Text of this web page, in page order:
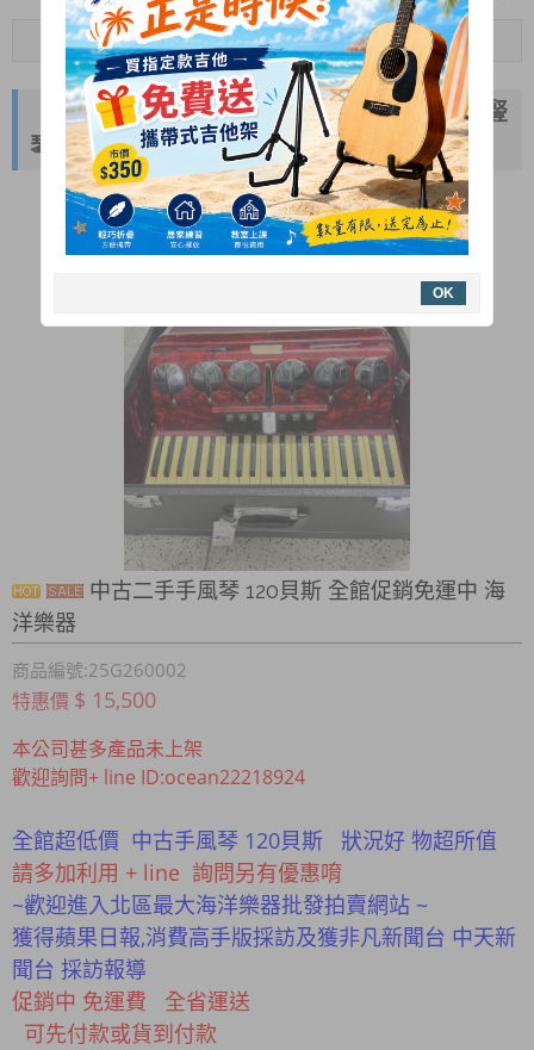
暑假限定!購買指定款吉他免費送攜帶式吉他架!
專業鋼琴到府調音、保養服務~ 歡迎來電預約!
暑假限定!購買指定款吉他免費送攜帶式吉他架!
木吉他大保養原價1050元 7-8月優惠方案只要780元!
全新二胡 本月優惠一律8折!
暑假限定!購買指定款吉他免費送攜帶式吉他架!
專業鋼琴到府調音、保養服務~ 歡迎來電預約!
Menu
【中古二手】手風琴 中山琴 中正琴 京胡 豎
琴 口風琴
中古二手手風琴 120貝斯 全館促銷免運中 海
洋樂器
商品編號:25G260002
特惠價 $ 15,500
本公司甚多產品未上架
歡迎詢問+ line ID:ocean22218924
全館超低價 中古手風琴 120貝斯 狀況好 物超所值
請多加利用 + line 詢問另有優惠唷
~歡迎進入北區最大海洋樂器批發拍賣網站 ~
獲得蘋果日報,消費高手版採訪及獲非凡新聞台 中天新
聞台 採訪報導
促銷中 免運費 全省運送
可先付款或貨到付款
OK